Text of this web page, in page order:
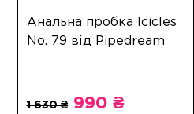
Анальна пробка Icicles
No. 79 від Pipedream
990 ₴